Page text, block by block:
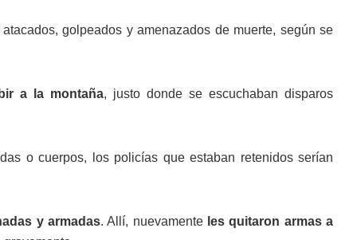
golpeados y amenazados de muerte, según se
a la montaña, justo donde se escuchaban disparos
o cuerpos, los policías que estaban retenidos serían
y armadas. Allí, nuevamente les quitaron armas a